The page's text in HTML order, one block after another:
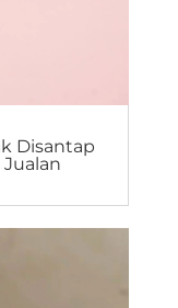
Disantap